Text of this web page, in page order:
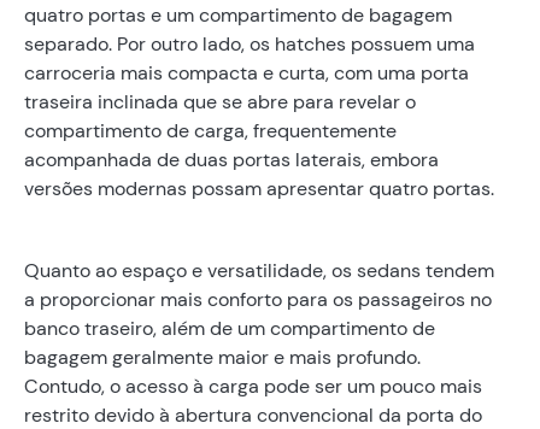
quatro portas e um compartimento de bagagem
separado. Por outro lado, os hatches possuem uma
carroceria mais compacta e curta, com uma porta
traseira inclinada que se abre para revelar o
compartimento de carga, frequentemente
acompanhada de duas portas laterais, embora
versões modernas possam apresentar quatro portas.
Quanto ao espaço e versatilidade, os sedans tendem
a proporcionar mais conforto para os passageiros no
banco traseiro, além de um compartimento de
bagagem geralmente maior e mais profundo.
Contudo, o acesso à carga pode ser um pouco mais
restrito devido à abertura convencional da porta do